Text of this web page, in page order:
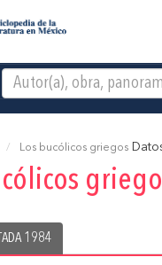
Los bucólicos griegos
1984